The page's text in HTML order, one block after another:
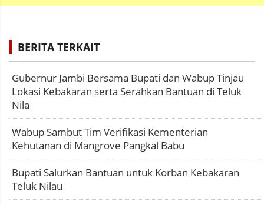
BERITA TERKAIT
Gubernur Jambi Bersama Bupati dan Wabup Tinjau
Lokasi Kebakaran serta Serahkan Bantuan di Teluk
Nila
Wabup Sambut Tim Verifikasi Kementerian
Kehutanan di Mangrove Pangkal Babu
Bupati Salurkan Bantuan untuk Korban Kebakaran
Teluk Nilau